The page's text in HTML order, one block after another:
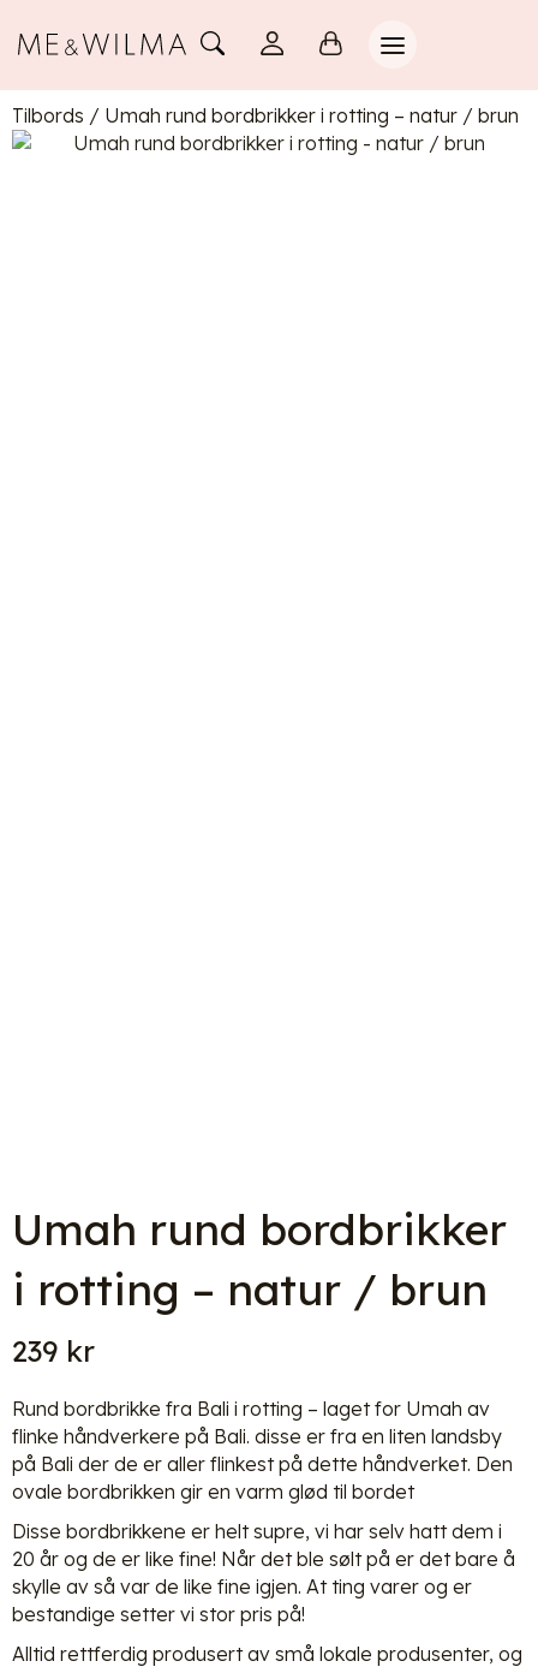
Tilbords / Umah rund bordbrikker i rotting – natur / brun
Umah rund bordbrikker
i rotting – natur / brun
239 kr
Rund bordbrikke fra Bali i rotting – laget for Umah av
flinke håndverkere på Bali. disse er fra en liten landsby
på Bali der de er aller flinkest på dette håndverket. Den
ovale bordbrikken gir en varm glød til bordet
Disse bordbrikkene er helt supre, vi har selv hatt dem i
20 år og de er like fine! Når det ble sølt på er det bare å
skylle av så var de like fine igjen. At ting varer og er
bestandige setter vi stor pris på!
Alltid rettferdig produsert av små lokale produsenter, og